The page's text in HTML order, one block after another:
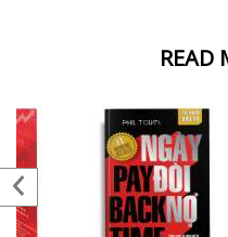
READ